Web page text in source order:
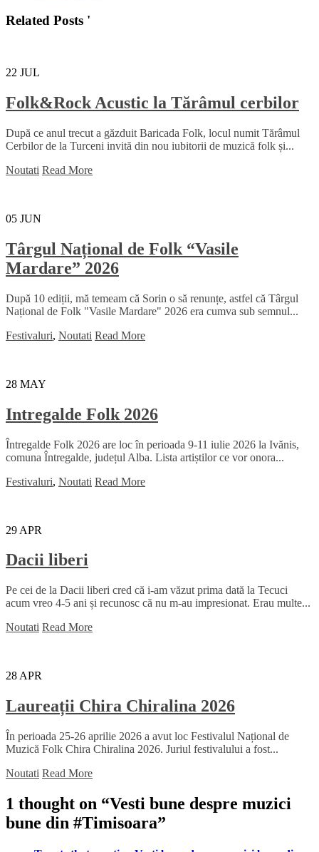
Related Posts '
22 JUL
Folk&Rock Acustic la Tărâmul cerbilor
După ce anul trecut a găzduit Baricada Folk, locul numit Tărâmul
Cerbilor de la Turceni invită din nou iubitorii de muzică folk și...
Noutati Read More
05 JUN
Târgul Național de Folk “Vasile
Mardare” 2026
După 10 ediții, mă temeam că Sorin o să renunțe, astfel că Târgul
Național de Folk "Vasile Mardare" 2026 era cumva sub semnul...
Festivaluri, Noutati Read More
28 MAY
Intregalde Folk 2026
Întregalde Folk 2026 are loc în perioada 9-11 iulie 2026 la Ivănis,
comuna Întregalde, județul Alba. Lista artiștilor ce vor onora...
Festivaluri, Noutati Read More
29 APR
Dacii liberi
Pe cei de la Dacii liberi cred că i-am văzut prima dată la Tecuci
acum vreo 4-5 ani și recunosc că nu m-au impresionat. Erau multe...
Noutati Read More
28 APR
Laureații Chira Chiralina 2026
În perioada 25-26 aprilie 2026 a avut loc Festivalul Național de
Muzică Folk Chira Chiralina 2026. Juriul festivalului a fost...
Noutati Read More
1 thought on “Vesti bune despre muzici
bune din #Timisoara”